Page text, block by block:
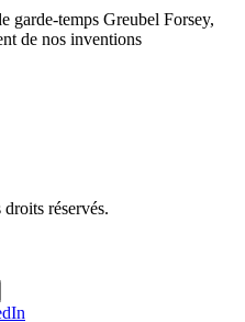
garde-temps Greubel Forsey,
de nos inventions
réservés.